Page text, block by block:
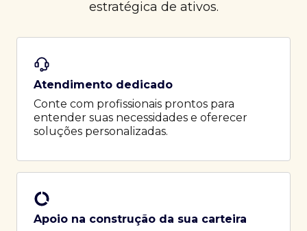
estratégica de ativos.
Atendimento dedicado
Conte com profissionais prontos para
entender suas necessidades e oferecer
soluções personalizadas.
Apoio na construção da sua carteira